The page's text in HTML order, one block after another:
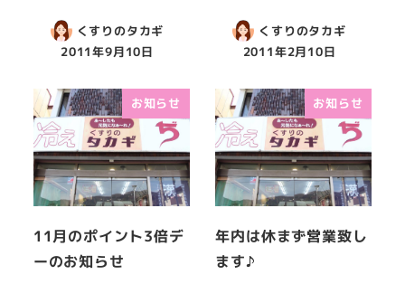
くすりのタカギ
2011年9月10日
くすりのタカギ
2011年2月10日
お知らせ
11月のポイント3倍デ
ーのお知らせ
お知らせ
年内は休まず営業致し
ます♪